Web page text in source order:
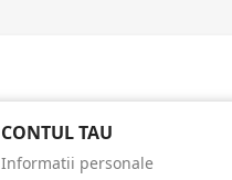
CONTUL TAU
Informatii personale